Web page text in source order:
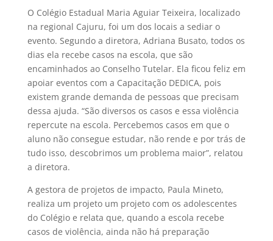
O Colégio Estadual Maria Aguiar Teixeira, localizado
na regional Cajuru, foi um dos locais a sediar o
evento. Segundo a diretora, Adriana Busato, todos os
dias ela recebe casos na escola, que são
encaminhados ao Conselho Tutelar. Ela ficou feliz em
apoiar eventos com a Capacitação DEDICA, pois
existem grande demanda de pessoas que precisam
dessa ajuda. “São diversos os casos e essa violência
repercute na escola. Percebemos casos em que o
aluno não consegue estudar, não rende e por trás de
tudo isso, descobrimos um problema maior”, relatou
a diretora.
A gestora de projetos de impacto, Paula Mineto,
realiza um projeto um projeto com os adolescentes
do Colégio e relata que, quando a escola recebe
casos de violência, ainda não há preparação